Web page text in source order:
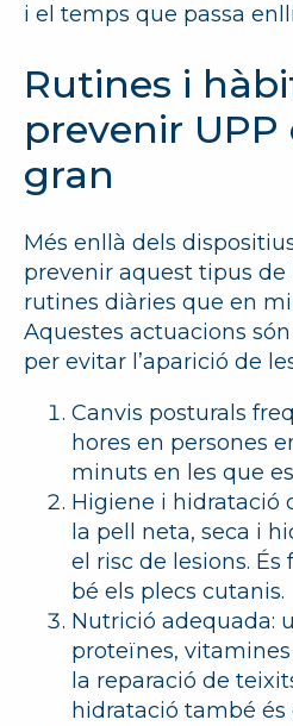
i el temps que passa
Rutines i
prevenir
gran
Més enllà dels
prevenir aquest tipus de
rutines diàries que en
Aquestes actuacions
per evitar l’aparició de
Canvis posturals
hores en persones
minuts en les que
Higiene i hidratació
la pell neta, seca i
el risc de lesions.
bé els plecs cutanis.
Nutrició adequada:
proteïnes,
la reparació de
hidratació també és